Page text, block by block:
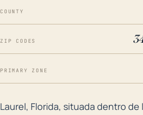
COUNTY
ZIP CODES
PRIMARY ZONE
Laurel, Florida, situada dentro
Laurel, Florida, situada dentro de